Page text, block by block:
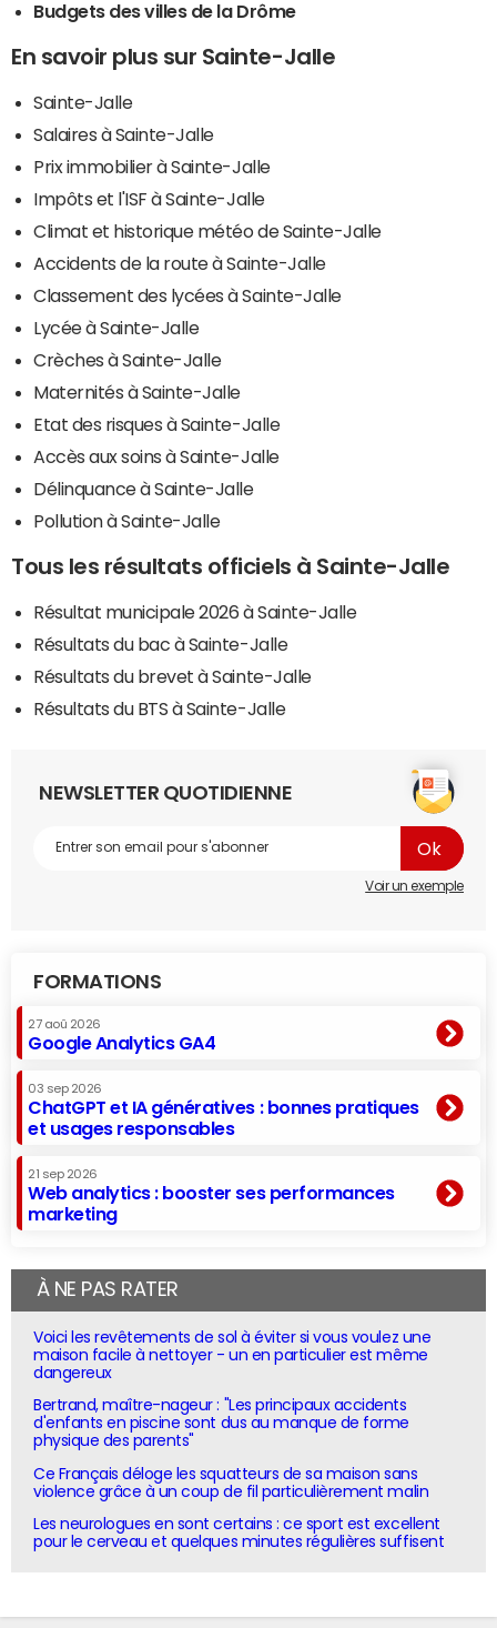
Budgets des villes de la Drôme
En savoir plus sur Sainte-Jalle
Sainte-Jalle
Salaires à Sainte-Jalle
Prix immobilier à Sainte-Jalle
Impôts et l'ISF à Sainte-Jalle
Climat et historique météo de Sainte-Jalle
Accidents de la route à Sainte-Jalle
Classement des lycées à Sainte-Jalle
Lycée à Sainte-Jalle
Crèches à Sainte-Jalle
Maternités à Sainte-Jalle
Etat des risques à Sainte-Jalle
Accès aux soins à Sainte-Jalle
Délinquance à Sainte-Jalle
Pollution à Sainte-Jalle
Tous les résultats officiels à Sainte-Jalle
Résultat municipale 2026 à Sainte-Jalle
Résultats du bac à Sainte-Jalle
Résultats du brevet à Sainte-Jalle
Résultats du BTS à Sainte-Jalle
NEWSLETTER QUOTIDIENNE
Voir un exemple
FORMATIONS
27 aoû 2026
Google Analytics GA4
03 sep 2026
ChatGPT et IA génératives : bonnes pratiques
et usages responsables
21 sep 2026
Web analytics : booster ses performances
marketing
À NE PAS RATER
Voici les revêtements de sol à éviter si vous voulez une
maison facile à nettoyer - un en particulier est même
dangereux
Bertrand, maître-nageur : "Les principaux accidents
d'enfants en piscine sont dus au manque de forme
physique des parents"
Ce Français déloge les squatteurs de sa maison sans
violence grâce à un coup de fil particulièrement malin
Les neurologues en sont certains : ce sport est excellent
pour le cerveau et quelques minutes régulières suffisent